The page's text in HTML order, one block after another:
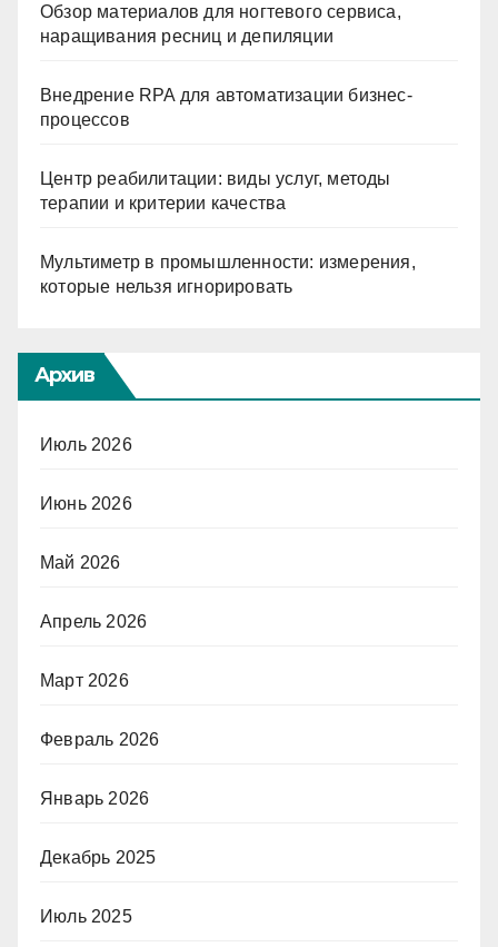
Обзор материалов для ногтевого сервиса,
наращивания ресниц и депиляции
Внедрение RPA для автоматизации бизнес-
процессов
Центр реабилитации: виды услуг, методы
терапии и критерии качества
Мультиметр в промышленности: измерения,
которые нельзя игнорировать
Архив
Июль 2026
Июнь 2026
Май 2026
Апрель 2026
Март 2026
Февраль 2026
Январь 2026
Декабрь 2025
Июль 2025